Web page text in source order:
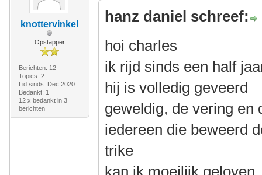
knottervinkel
Opstapper
Berichten: 12
Topics: 2
Lid sinds: Dec 2020
Bedankt: 1
12 x bedankt in 3
berichten
hanz daniel schreef:
hoi charles
ik rijd sinds een half
hij is volledig geveerd
geweldig, de vering en
iedereen die beweerd
trike
kan ik moeilijk geloven